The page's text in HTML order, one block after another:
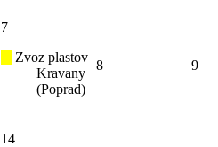
7
Zvoz plastov
Kravany
(Poprad)
8 9
14